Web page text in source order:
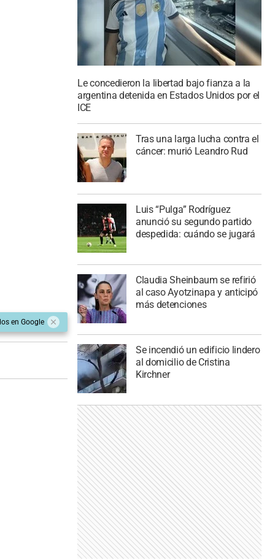
en Google
Le concedieron la libertad bajo fianza a la
argentina detenida en Estados Unidos por el
ICE
Tras una larga lucha contra el
cáncer: murió Leandro Rud
Luis “Pulga” Rodríguez
anunció su segundo partido
despedida: cuándo se jugará
Claudia Sheinbaum se refirió
al caso Ayotzinapa y anticipó
más detenciones
Se incendió un edificio lindero
al domicilio de Cristina
Kirchner